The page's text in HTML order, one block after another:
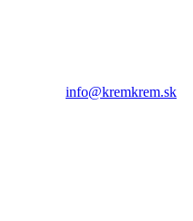
info@kremkrem.sk